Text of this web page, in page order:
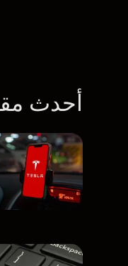
أحدث